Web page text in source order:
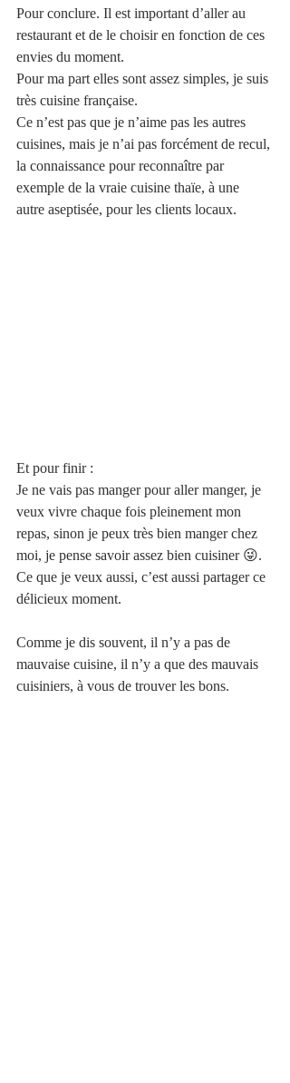
Pour conclure. Il est important d’aller au
restaurant et de le choisir en fonction de ces
envies du moment.
Pour ma part elles sont assez simples, je suis
très cuisine française.
Ce n’est pas que je n’aime pas les autres
cuisines, mais je n’ai pas forcément de recul,
la connaissance pour reconnaître par
exemple de la vraie cuisine thaïe, à une
autre aseptisée, pour les clients locaux.
Et pour finir :
Je ne vais pas manger pour aller manger, je
veux vivre chaque fois pleinement mon
repas, sinon je peux très bien manger chez
moi, je pense savoir assez bien cuisiner 😜.
Ce que je veux aussi, c’est aussi partager ce
délicieux moment.
Comme je dis souvent, il n’y a pas de
mauvaise cuisine, il n’y a que des mauvais
cuisiniers, à vous de trouver les bons.